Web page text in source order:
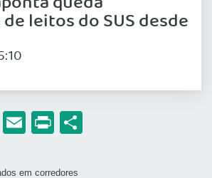
leitos do SUS desde
LinkedIn
Email
Print